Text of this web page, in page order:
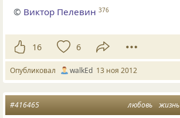
© Виктор Пелевин 376
16 6
Опубликовал walkEd 13 ноя 2012
любовь жизнь
#416465